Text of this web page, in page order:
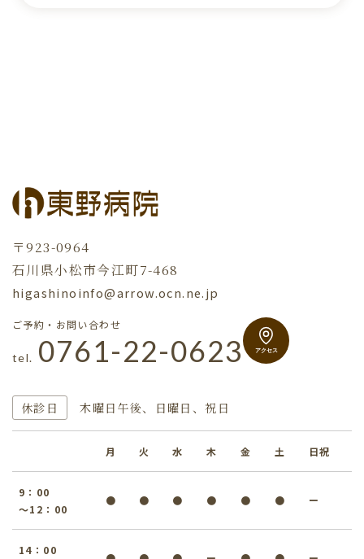
〒923-0964
石川県小松市今江町7-468
higashinoinfo@arrow.ocn.ne.jp
ご予約・お問い合わせ
tel. 0761-22-0623
休診日 木曜日午後、日曜日、祝日
月 火 水 木 金 土 日祝
9：00
～12：00
● ● ● ● ● ● ー
14：00